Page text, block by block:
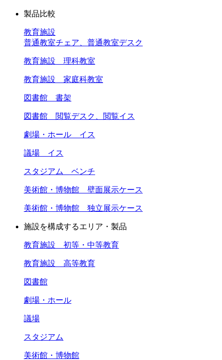
製品比較
教育施設
普通教室チェア、普通教室デスク
教育施設 理科教室
教育施設 家庭科教室
図書館 書架
図書館 閲覧デスク、閲覧イス
劇場・ホール イス
議場 イス
スタジアム ベンチ
美術館・博物館 壁面展示ケース
美術館・博物館 独立展示ケース
施設を構成するエリア・製品
教育施設 初等・中等教育
教育施設 高等教育
図書館
劇場・ホール
議場
スタジアム
美術館・博物館